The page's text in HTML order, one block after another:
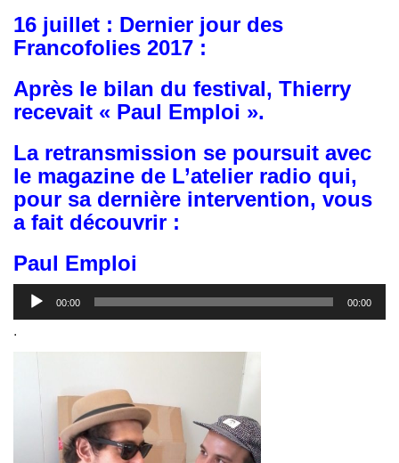
16 juillet : Dernier jour des
Francofolies 2017 :
Après le bilan du festival, Thierry
recevait « Paul Emploi ».
La retransmission se poursuit avec
le magazine de L’atelier radio qui,
pour sa dernière intervention, vous
a fait découvrir :
Paul Emploi
Lecteur
audio
00:00 00:00
.